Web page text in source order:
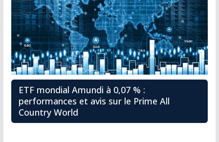
ETF mondial Amundi à 0,07 % :
performances et avis sur le Prime All
Country World